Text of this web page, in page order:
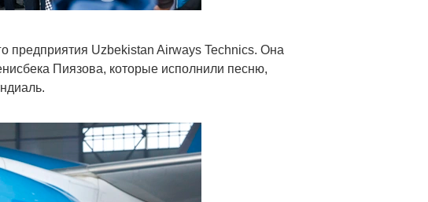
предприятия Uzbekistan Airways Technics. Она
Пиязова, которые исполнили песню,